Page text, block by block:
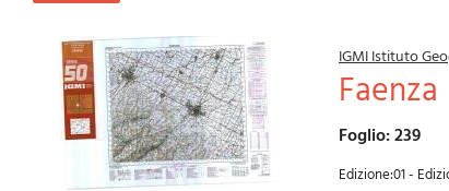
IGMI Istituto
Faenza
Foglio: 239
Edizione:01 -